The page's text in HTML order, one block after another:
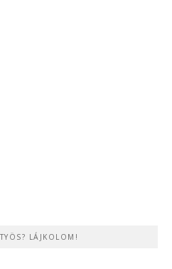
LÁJKOLOM!